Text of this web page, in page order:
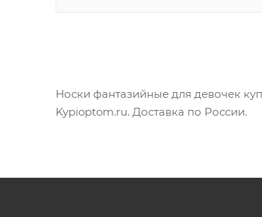
Носки фантазийные для девочек
Kypioptom.ru. Доставка по России.